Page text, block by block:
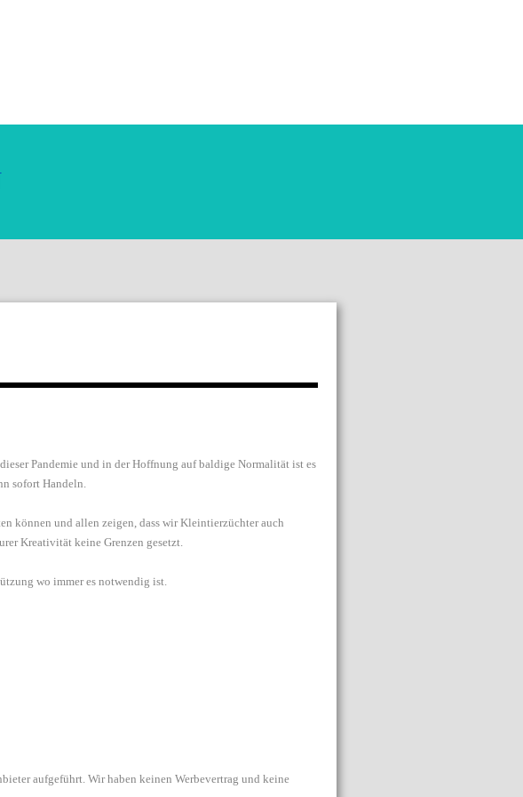
Pandemie und in der Hoffnung auf baldige Normalität ist es
sofort Handeln.
können und allen zeigen, dass wir Kleintierzüchter auch
Kreativität keine Grenzen gesetzt.
wo immer es notwendig ist.
aufgeführt. Wir haben keinen Werbevertrag und keine